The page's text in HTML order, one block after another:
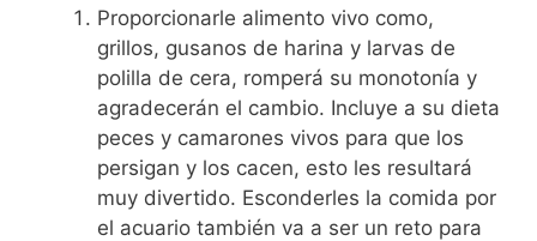
Proporcionarle alimento vivo como,
grillos, gusanos de harina y larvas de
polilla de cera, romperá su monotonía y
agradecerán el cambio. Incluye a su dieta
peces y camarones vivos para que los
persigan y los cacen, esto les resultará
muy divertido. Esconderles la comida por
el acuario también va a ser un reto para